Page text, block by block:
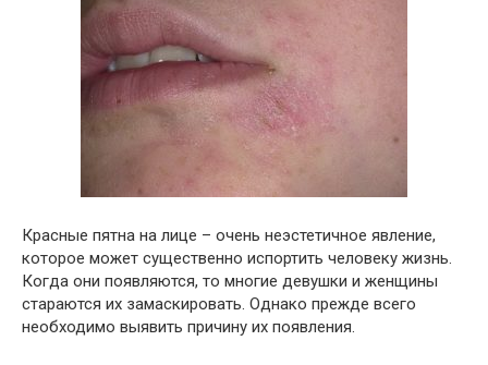
Красные пятна на лице – очень неэстетичное явление,
которое может существенно испортить человеку жизнь.
Когда они появляются, то многие девушки и женщины
стараются их замаскировать. Однако прежде всего
необходимо выявить причину их появления.